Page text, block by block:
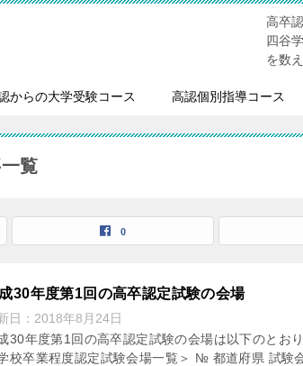
高卒
四谷
を数
からの大学受験コース 高認個別指導コース
覧
0
30年度第1回の高卒認定試験の会場
日： 2018年8月24日
30年度第1回の高卒認定試験の会場は以下のとお
校卒業程度認定試験会場一覧＞ № 都道府県 試験